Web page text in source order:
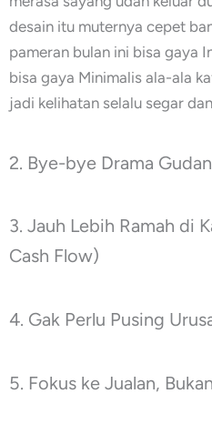
desain itu muternya cepet
pameran bulan ini bisa gaya
bisa gaya Minimalis ala-ala
jadi kelihatan selalu segar
2. Bye-bye Drama
3. Jauh Lebih Ramah di
Cash Flow)
4. Gak Perlu Pusing
5. Fokus ke Jualan,